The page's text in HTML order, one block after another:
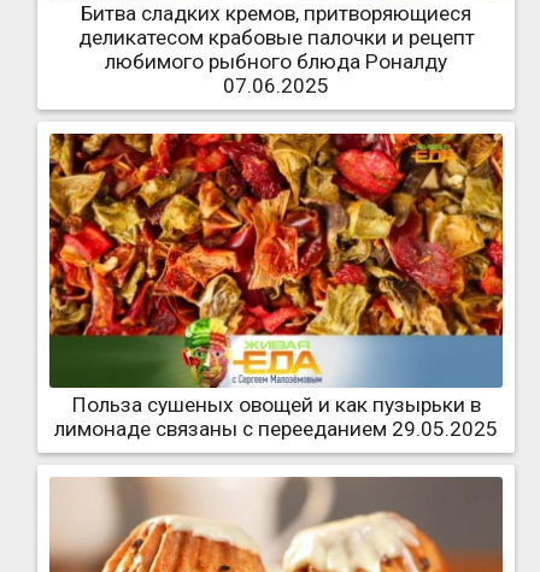
Битва сладких кремов, притворяющиеся
деликатесом крабовые палочки и рецепт
любимого рыбного блюда Роналду
07.06.2025
Польза сушеных овощей и как пузырьки в
лимонаде связаны с перееданием 29.05.2025